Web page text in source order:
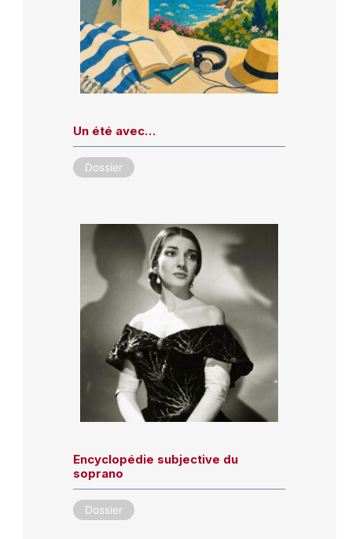
Un été avec…
Dossier
Encyclopédie subjective du
soprano
Dossier